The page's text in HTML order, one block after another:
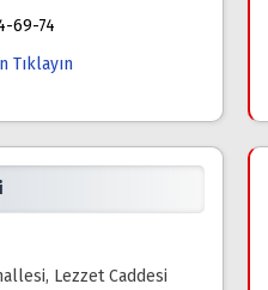
69-74
Tıklayın
Lezzet Caddesi